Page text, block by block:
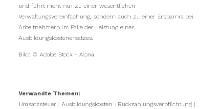
und führt nicht nur zu einer wesentlichen
Verwaltungsvereinfachung, sondern auch zu einer Ersparnis bei
Arbeitnehmern im Falle der Leistung eines
Ausbildungskostenersatzes.
Bild: © Adobe Stock - Alona
Verwandte Themen:
Umsatzsteuer| Ausbildungskosten | Rückzahlungsverpflichtung|